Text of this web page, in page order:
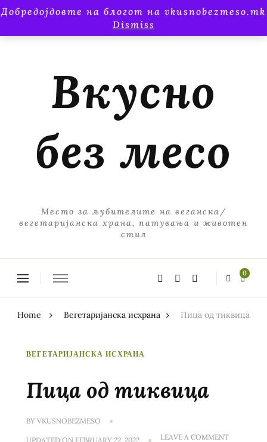
Добредојдовте на блогот на vkusnobezmeso.mk
Dismiss
Вкусно
без месо
Место за љубителите на веганска/
вегетаријанска храна, патувања и животен
стил
0
Home Вегетаријанска исхрана Пица од тиквица
ВЕГЕТАРИЈАНСКА ИСХРАНА
Пица од тиквица
BY VKUSNOBEZMESO
UPDATED ON FEBRUARY 22, 2022 LEAVE A COMMENTON